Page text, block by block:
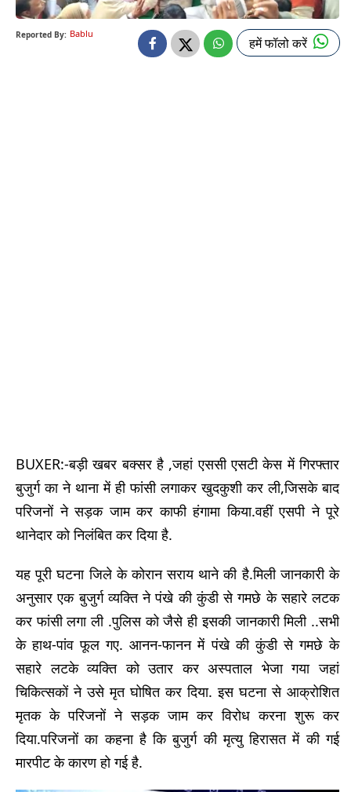
Reported By: Bablu
हमें फॉलो करें
BUXER:-बड़ी खबर बक्सर है ,जहां एससी एसटी केस में गिरफ्तार
बुजुर्ग का ने थाना में ही फांसी लगाकर खुदकुशी कर ली,जिसके बाद
परिजनों ने सड़क जाम कर काफी हंगामा किया.वहीं एसपी ने पूरे
थानेदार को निलंबित कर दिया है.
यह पूरी घटना जिले के कोरान सराय थाने की है.मिली जानकारी के
अनुसार एक बुजुर्ग व्यक्ति ने पंखे की कुंडी से गमछे के सहारे लटक
कर फांसी लगा ली .पुलिस को जैसे ही इसकी जानकारी मिली ..सभी
के हाथ-पांव फूल गए. आनन-फानन में पंखे की कुंडी से गमछे के
सहारे लटके व्यक्ति को उतार कर अस्पताल भेजा गया जहां
चिकित्सकों ने उसे मृत घोषित कर दिया. इस घटना से आक्रोशित
मृतक के परिजनों ने सड़क जाम कर विरोध करना शुरू कर
दिया.परिजनों का कहना है कि बुजुर्ग की मृत्यु हिरासत में की गई
मारपीट के कारण हो गई है.